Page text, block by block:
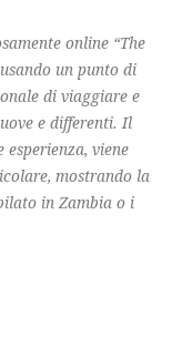
online “The
un punto di
di viaggiare e
e differenti. Il
esperienza, viene
mostrando la
in Zambia o i